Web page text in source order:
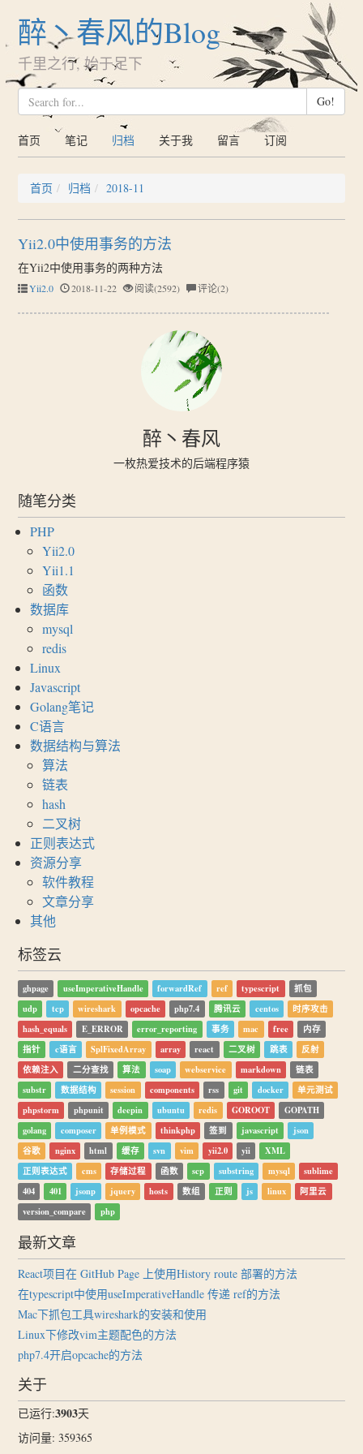
醉丶春风的Blog
千里之行, 始于足下
Go!
首页 笔记 归档 关于我 留言 订阅
首页 归档 2018-11
Yii2.0中使用事务的方法
在Yii2中使用事务的两种方法
Yii2.0 2018-11-22 阅读(2592) 评论(2)
醉丶春风
一枚热爱技术的后端程序猿
随笔分类
PHP
Yii2.0
Yii1.1
函数
数据库
mysql
redis
Linux
Javascript
Golang笔记
C语言
数据结构与算法
算法
链表
hash
二叉树
正则表达式
资源分享
软件教程
文章分享
其他
标签云
ghpage useImperativeHandle forwardRef ref typescript
抓包
udp
tcp wireshark opcache php7.4 腾讯云 centos
时序攻击
hash_equals
E_ERROR error_reporting 事务 mac free
内存
指针
c语言 SplFixedArray array react 二叉树 跳表
反射
依赖注入
二分查找 算法 soap webservice markdown
链表
substr
数据结构 session components rss git docker
单元测试
phpstorm
phpunit deepin ubuntu redis GOROOT
GOPATH
golang
composer 单例模式 thinkphp 签到 javascript
json
谷歌
nginx html 缓存 svn vim yii2.0 yii
XML
正则表达式
cms 存储过程 函数 scp substring mysql
sublime
404
401 jsonp jquery hosts 数组 正则 js linux
阿里云
version_compare
php
最新文章
React项目在 GitHub Page 上使用History route 部署的方法
在typescript中使用useImperativeHandle 传递 ref的方法
Mac下抓包工具wireshark的安装和使用
Linux下修改vim主题配色的方法
php7.4开启opcache的方法
关于
已运行:3903天
访问量: 359365